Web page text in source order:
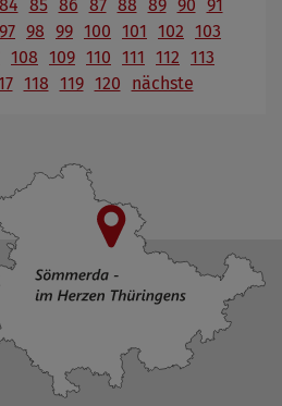
84 85 86 87 88 89 90 91
97 98 99 100 101 102 103
108 109 110 111 112 113
118 119 120 nächste